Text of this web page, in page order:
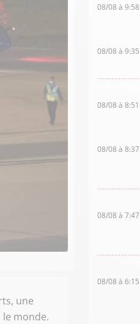
une
monde.
08/08 à 9:58
08/08 à 9:35
08/08 à 8:51
08/08 à 8:37
08/08 à 7:47
08/08 à 6:15